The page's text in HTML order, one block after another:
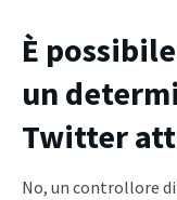
È
un
Twitter
No, un controllore